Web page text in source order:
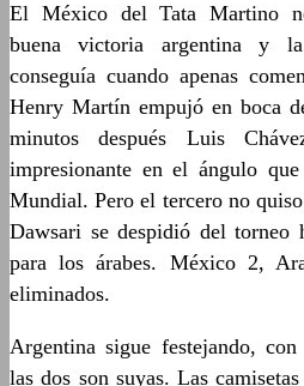
El México del Tata Martino
buena victoria argentina y
conseguía cuando apenas
Henry Martín empujó en boca
minutos después Luis
impresionante en el ángulo
Mundial. Pero el tercero no
Dawsari se despidió del torneo
para los árabes. México 2,
eliminados.
Argentina sigue festejando,
las dos son suyas. Las